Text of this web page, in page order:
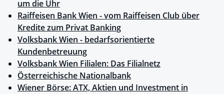
um die Uhr
Raiffeisen Bank Wien - vom Raiffeisen Club über
Kredite zum Privat Banking
Volksbank Wien - bedarfsorientierte
Kundenbetreuung
Volksbank Wien Filialen: Das Filialnetz
Österreichische Nationalbank
Wiener Börse: ATX, Aktien und Investment in